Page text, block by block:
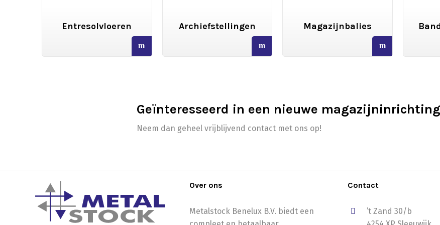
Entresolvloeren
read
more
Archiefstellingen
read
more
Magazijnbalies
read
more
Geïnteresseerd in een nieuwe
Neem dan geheel vrijblijvend contact met ons op!
Over ons
Metalstock Benelux B.V. biedt een
Contact
’t Zand 30/b